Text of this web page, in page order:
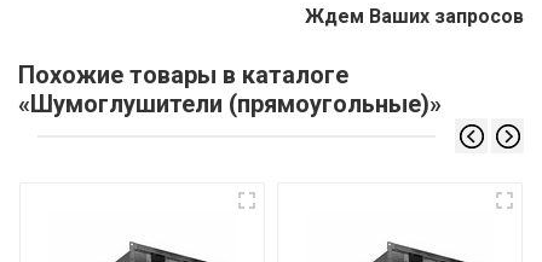
Ждем Ваших запросов
Похожие товары в каталоге
«Шумоглушители (прямоугольные)»